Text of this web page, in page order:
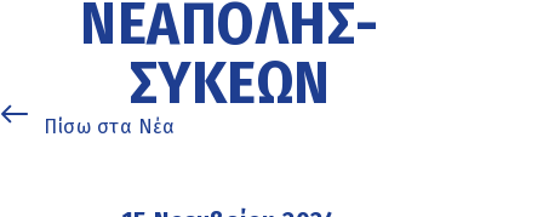
ΝΕΆΠΟΛΗΣ-
ΣΥΚΕΏΝ
Πίσω στα Νέα